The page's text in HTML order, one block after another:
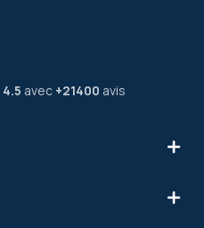
4.5 avec +21400 avis